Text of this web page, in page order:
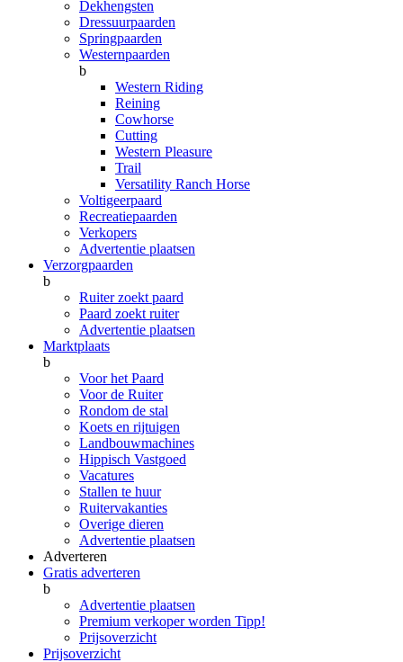
Dekhengsten
Dressuurpaarden
Springpaarden
Westernpaarden
b
Western Riding
Reining
Cowhorse
Cutting
Western Pleasure
Trail
Versatility Ranch Horse
Voltigeerpaard
Recreatiepaarden
Verkopers
Advertentie plaatsen
Verzorgpaarden
b
Ruiter zoekt paard
Paard zoekt ruiter
Advertentie plaatsen
Marktplaats
b
Voor het Paard
Voor de Ruiter
Rondom de stal
Koets en rijtuigen
Landbouwmachines
Hippisch Vastgoed
Vacatures
Stallen te huur
Ruitervakanties
Overige dieren
Advertentie plaatsen
Adverteren
Gratis adverteren
b
Advertentie plaatsen
Premium verkoper worden Tipp!
Prijsoverzicht
Prijsoverzicht